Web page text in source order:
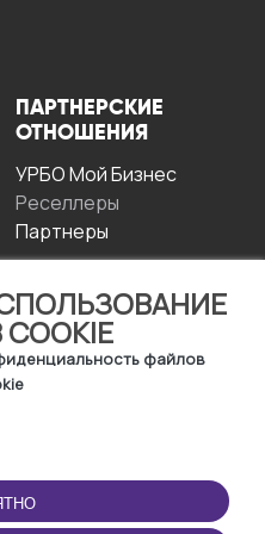
файлов
ПАРТНЕРСКИЕ
ОТНОШЕНИЯ
УРБО Мой Бизнес
Реселлеры
Партнеры
ПРИЛОЖЕНИЕ